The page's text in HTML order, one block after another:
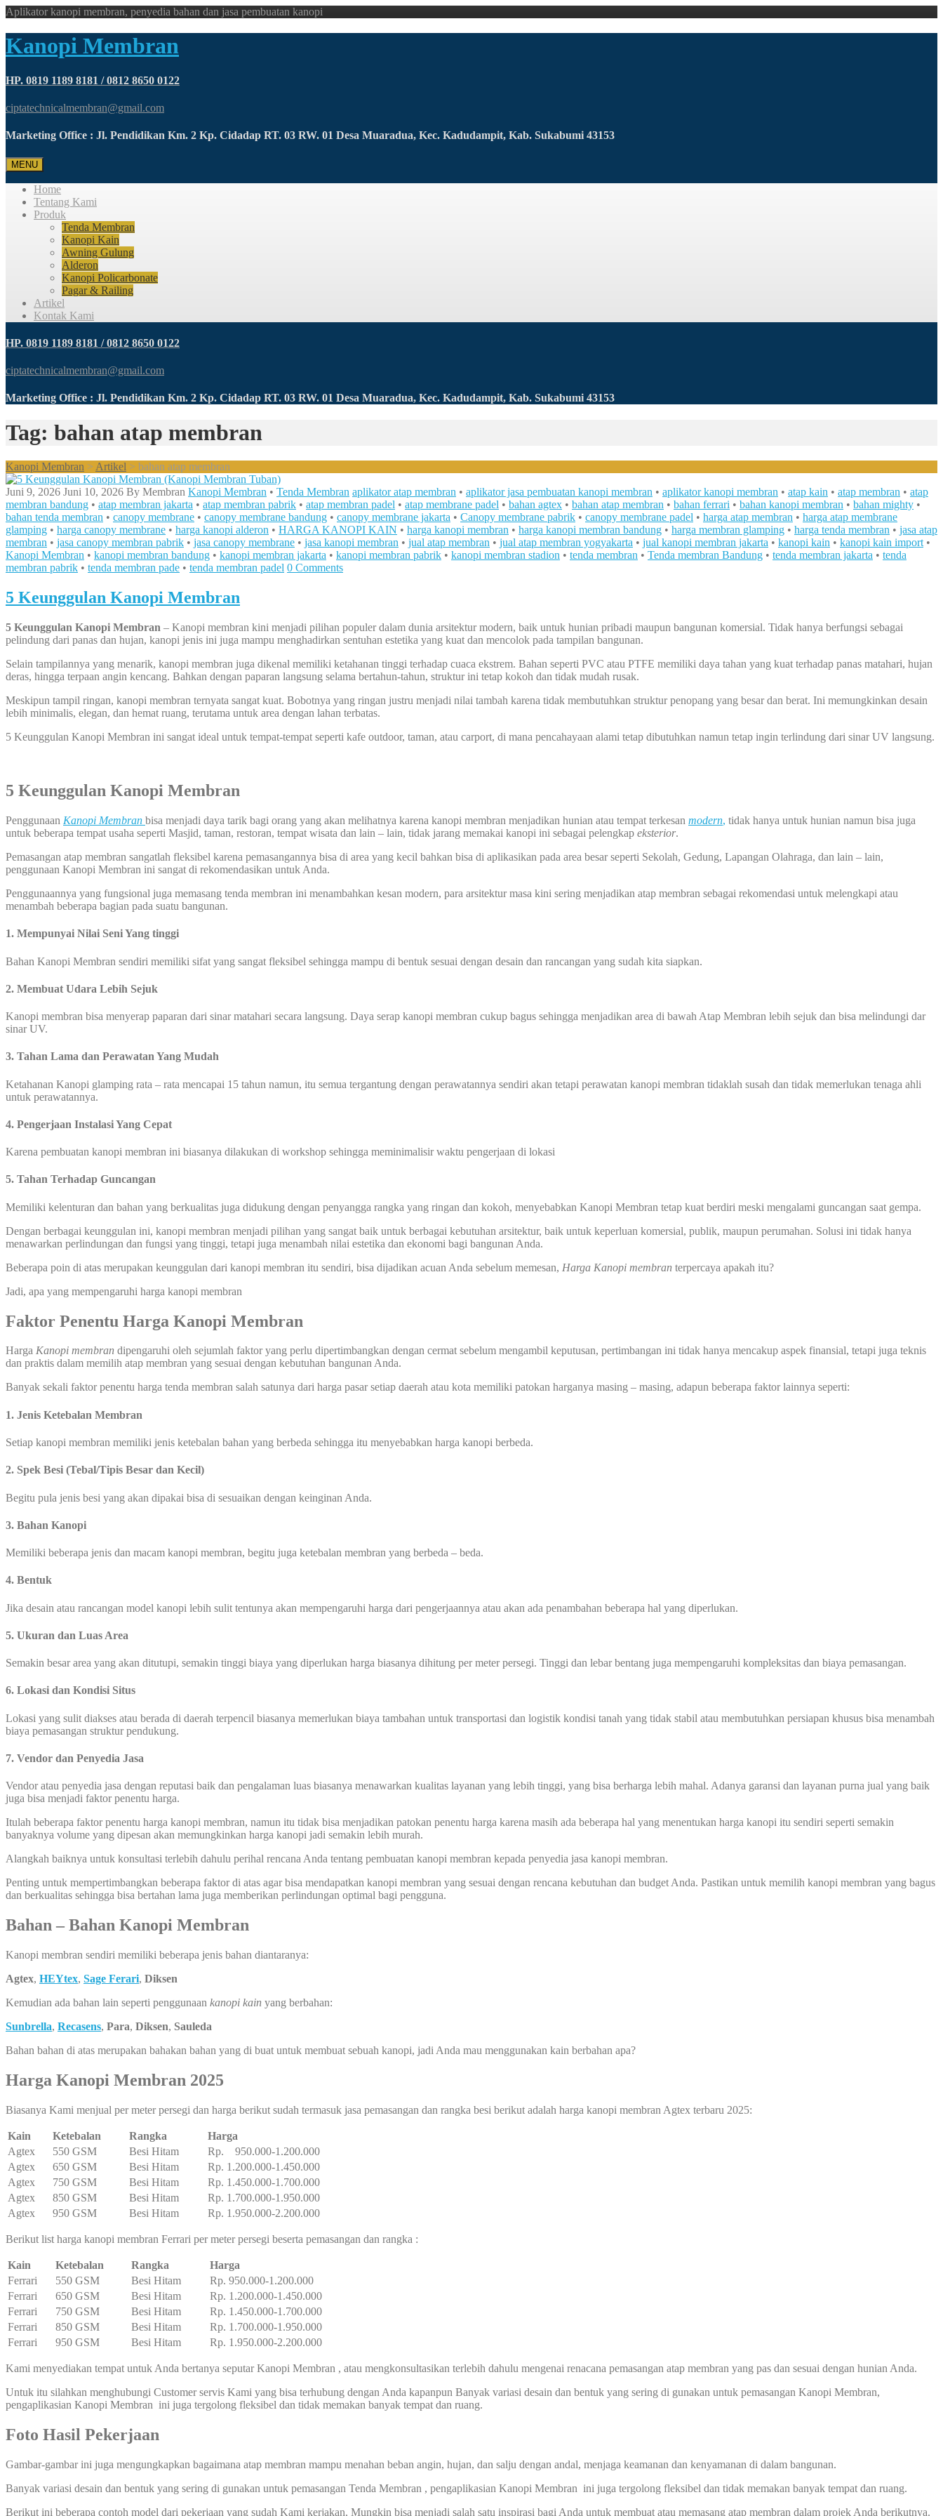
Aplikator kanopi membran, penyedia bahan dan jasa pembuatan kanopi
Kanopi Membran
HP. 0819 1189 8181 / 0812 8650 0122
ciptatechnicalmembran@gmail.com
Marketing Office : Jl. Pendidikan Km. 2 Kp. Cidadap RT. 03 RW. 01 Desa Muaradua, Kec. Kadudampit, Kab. Sukabumi 43153
MENU
Home
Tentang Kami
Produk
Tenda Membran
Kanopi Kain
Awning Gulung
Alderon
Kanopi Policarbonate
Pagar & Railing
Artikel
Kontak Kami
HP. 0819 1189 8181 / 0812 8650 0122
ciptatechnicalmembran@gmail.com
Marketing Office : Jl. Pendidikan Km. 2 Kp. Cidadap RT. 03 RW. 01 Desa Muaradua, Kec. Kadudampit, Kab. Sukabumi 43153
Tag: bahan atap membran
Kanopi Membran > Artikel > bahan atap membran
Juni 9, 2026 Juni 10, 2026 By Membran Kanopi Membran • Tenda Membran aplikator atap membran • aplikator jasa pembuatan kanopi membran • aplikator kanopi membran • atap kain • atap membran • atap
membran bandung • atap membran jakarta • atap membran pabrik • atap membran padel • atap membrane padel • bahan agtex • bahan atap membran • bahan ferrari • bahan kanopi membran • bahan mighty •
bahan tenda membran • canopy membrane • canopy membrane bandung • canopy membrane jakarta • Canopy membrane pabrik • canopy membrane padel • harga atap membran • harga atap membrane
glamping • harga canopy membrane • harga kanopi alderon • HARGA KANOPI KAIN • harga kanopi membran • harga kanopi membran bandung • harga membran glamping • harga tenda membran • jasa atap
membran • jasa canopy membran pabrik • jasa canopy membrane • jasa kanopi membran • jual atap membran • jual atap membran yogyakarta • jual kanopi membran jakarta • kanopi kain • kanopi kain import •
Kanopi Membran • kanopi membran bandung • kanopi membran jakarta • kanopi membran pabrik • kanopi membran stadion • tenda membran • Tenda membran Bandung • tenda membran jakarta • tenda
membran pabrik • tenda membran pade • tenda membran padel 0 Comments
5 Keunggulan Kanopi Membran
5 Keunggulan Kanopi Membran – Kanopi membran kini menjadi pilihan populer dalam dunia arsitektur modern, baik untuk hunian pribadi maupun bangunan komersial. Tidak hanya berfungsi sebagai
pelindung dari panas dan hujan, kanopi jenis ini juga mampu menghadirkan sentuhan estetika yang kuat dan mencolok pada tampilan bangunan.
Selain tampilannya yang menarik, kanopi membran juga dikenal memiliki ketahanan tinggi terhadap cuaca ekstrem. Bahan seperti PVC atau PTFE memiliki daya tahan yang kuat terhadap panas matahari, hujan
deras, hingga terpaan angin kencang. Bahkan dengan paparan langsung selama bertahun-tahun, struktur ini tetap kokoh dan tidak mudah rusak.
Meskipun tampil ringan, kanopi membran ternyata sangat kuat. Bobotnya yang ringan justru menjadi nilai tambah karena tidak membutuhkan struktur penopang yang besar dan berat. Ini memungkinkan desain
lebih minimalis, elegan, dan hemat ruang, terutama untuk area dengan lahan terbatas.
5 Keunggulan Kanopi Membran ini sangat ideal untuk tempat-tempat seperti kafe outdoor, taman, atau carport, di mana pencahayaan alami tetap dibutuhkan namun tetap ingin terlindung dari sinar UV langsung.
5 Keunggulan Kanopi Membran
Penggunaan Kanopi Membran bisa menjadi daya tarik bagi orang yang akan melihatnya karena kanopi membran menjadikan hunian atau tempat terkesan modern, tidak hanya untuk hunian namun bisa juga
untuk beberapa tempat usaha seperti Masjid, taman, restoran, tempat wisata dan lain – lain, tidak jarang memakai kanopi ini sebagai pelengkap eksterior.
Pemasangan atap membran sangatlah fleksibel karena pemasangannya bisa di area yang kecil bahkan bisa di aplikasikan pada area besar seperti Sekolah, Gedung, Lapangan Olahraga, dan lain – lain,
penggunaan Kanopi Membran ini sangat di rekomendasikan untuk Anda.
Penggunaannya yang fungsional juga memasang tenda membran ini menambahkan kesan modern, para arsitektur masa kini sering menjadikan atap membran sebagai rekomendasi untuk melengkapi atau
menambah beberapa bagian pada suatu bangunan.
1. Mempunyai Nilai Seni Yang tinggi
Bahan Kanopi Membran sendiri memiliki sifat yang sangat fleksibel sehingga mampu di bentuk sesuai dengan desain dan rancangan yang sudah kita siapkan.
2. Membuat Udara Lebih Sejuk
Kanopi membran bisa menyerap paparan dari sinar matahari secara langsung. Daya serap kanopi membran cukup bagus sehingga menjadikan area di bawah Atap Membran lebih sejuk dan bisa melindungi dar
sinar UV.
3. Tahan Lama dan Perawatan Yang Mudah
Ketahanan Kanopi glamping rata – rata mencapai 15 tahun namun, itu semua tergantung dengan perawatannya sendiri akan tetapi perawatan kanopi membran tidaklah susah dan tidak memerlukan tenaga ahli
untuk perawatannya.
4. Pengerjaan Instalasi Yang Cepat
Karena pembuatan kanopi membran ini biasanya dilakukan di workshop sehingga meminimalisir waktu pengerjaan di lokasi
5. Tahan Terhadap Guncangan
Memiliki kelenturan dan bahan yang berkualitas juga didukung dengan penyangga rangka yang ringan dan kokoh, menyebabkan Kanopi Membran tetap kuat berdiri meski mengalami guncangan saat gempa.
Dengan berbagai keunggulan ini, kanopi membran menjadi pilihan yang sangat baik untuk berbagai kebutuhan arsitektur, baik untuk keperluan komersial, publik, maupun perumahan. Solusi ini tidak hanya
menawarkan perlindungan dan fungsi yang tinggi, tetapi juga menambah nilai estetika dan ekonomi bagi bangunan Anda.
Beberapa poin di atas merupakan keunggulan dari kanopi membran itu sendiri, bisa dijadikan acuan Anda sebelum memesan, Harga Kanopi membran terpercaya apakah itu?
Jadi, apa yang mempengaruhi harga kanopi membran
Faktor Penentu Harga Kanopi Membran
Harga Kanopi membran dipengaruhi oleh sejumlah faktor yang perlu dipertimbangkan dengan cermat sebelum mengambil keputusan, pertimbangan ini tidak hanya mencakup aspek finansial, tetapi juga teknis
dan praktis dalam memilih atap membran yang sesuai dengan kebutuhan bangunan Anda.
Banyak sekali faktor penentu harga tenda membran salah satunya dari harga pasar setiap daerah atau kota memiliki patokan harganya masing – masing, adapun beberapa faktor lainnya seperti:
1. Jenis Ketebalan Membran
Setiap kanopi membran memiliki jenis ketebalan bahan yang berbeda sehingga itu menyebabkan harga kanopi berbeda.
2. Spek Besi (Tebal/Tipis Besar dan Kecil)
Begitu pula jenis besi yang akan dipakai bisa di sesuaikan dengan keinginan Anda.
3. Bahan Kanopi
Memiliki beberapa jenis dan macam kanopi membran, begitu juga ketebalan membran yang berbeda – beda.
4. Bentuk
Jika desain atau rancangan model kanopi lebih sulit tentunya akan mempengaruhi harga dari pengerjaannya atau akan ada penambahan beberapa hal yang diperlukan.
5. Ukuran dan Luas Area
Semakin besar area yang akan ditutupi, semakin tinggi biaya yang diperlukan harga biasanya dihitung per meter persegi. Tinggi dan lebar bentang juga mempengaruhi kompleksitas dan biaya pemasangan.
6. Lokasi dan Kondisi Situs
Lokasi yang sulit diakses atau berada di daerah terpencil biasanya memerlukan biaya tambahan untuk transportasi dan logistik kondisi tanah yang tidak stabil atau membutuhkan persiapan khusus bisa menambah
biaya pemasangan struktur pendukung.
7. Vendor dan Penyedia Jasa
Vendor atau penyedia jasa dengan reputasi baik dan pengalaman luas biasanya menawarkan kualitas layanan yang lebih tinggi, yang bisa berharga lebih mahal. Adanya garansi dan layanan purna jual yang baik
juga bisa menjadi faktor penentu harga.
Itulah beberapa faktor penentu harga kanopi membran, namun itu tidak bisa menjadikan patokan penentu harga karena masih ada beberapa hal yang menentukan harga kanopi itu sendiri seperti semakin
banyaknya volume yang dipesan akan memungkinkan harga kanopi jadi semakin lebih murah.
Alangkah baiknya untuk konsultasi terlebih dahulu perihal rencana Anda tentang pembuatan kanopi membran kepada penyedia jasa kanopi membran.
Penting untuk mempertimbangkan beberapa faktor di atas agar bisa mendapatkan kanopi membran yang sesuai dengan rencana kebutuhan dan budget Anda. Pastikan untuk memilih kanopi membran yang bagus
dan berkualitas sehingga bisa bertahan lama juga memberikan perlindungan optimal bagi pengguna.
Bahan – Bahan Kanopi Membran
Kanopi membran sendiri memiliki beberapa jenis bahan diantaranya:
Agtex, HEYtex, Sage Ferari, Diksen
Kemudian ada bahan lain seperti penggunaan kanopi kain yang berbahan:
Sunbrella, Recasens, Para, Diksen, Sauleda
Bahan bahan di atas merupakan bahakan bahan yang di buat untuk membuat sebuah kanopi, jadi Anda mau menggunakan kain berbahan apa?
Harga Kanopi Membran 2025
Biasanya Kami menjual per meter persegi dan harga berikut sudah termasuk jasa pemasangan dan rangka besi berikut adalah harga kanopi membran Agtex terbaru 2025:
Kain Ketebalan Rangka
Harga
Agtex
550 GSM Besi Hitam
Rp. 950.000-1.200.000
Agtex
650 GSM Besi Hitam
Rp. 1.200.000-1.450.000
Agtex
750 GSM Besi Hitam
Rp. 1.450.000-1.700.000
Agtex
850 GSM Besi Hitam
Rp. 1.700.000-1.950.000
Agtex
950 GSM Besi Hitam Rp. 1.950.000-2.200.000
Berikut list harga kanopi membran Ferrari per meter persegi beserta pemasangan dan rangka :
Kain Ketebalan Rangka
Harga
Ferrari
550 GSM Besi Hitam
Rp. 950.000-1.200.000
Ferrari
650 GSM Besi Hitam
Rp. 1.200.000-1.450.000
Ferrari
750 GSM Besi Hitam
Rp. 1.450.000-1.700.000
Ferrari
850 GSM Besi Hitam
Rp. 1.700.000-1.950.000
Ferrari
950 GSM Besi Hitam Rp. 1.950.000-2.200.000
Kami menyediakan tempat untuk Anda bertanya seputar Kanopi Membran , atau mengkonsultasikan terlebih dahulu mengenai renacana pemasangan atap membran yang pas dan sesuai dengan hunian Anda.
Untuk itu silahkan menghubungi Customer servis Kami yang bisa terhubung dengan Anda kapanpun Banyak variasi desain dan bentuk yang sering di gunakan untuk pemasangan Kanopi Membran,
pengaplikasian Kanopi Membran ini juga tergolong fleksibel dan tidak memakan banyak tempat dan ruang.
Foto Hasil Pekerjaan
Gambar-gambar ini juga mengungkapkan bagaimana atap membran mampu menahan beban angin, hujan, dan salju dengan andal, menjaga keamanan dan kenyamanan di dalam bangunan.
Banyak variasi desain dan bentuk yang sering di gunakan untuk pemasangan Tenda Membran , pengaplikasian Kanopi Membran ini juga tergolong fleksibel dan tidak memakan banyak tempat dan ruang.
Berikut ini beberapa contoh model dari pekerjaan yang sudah Kami kerjakan, Mungkin bisa menjadi salah satu inspirasi bagi Anda untuk membuat atau memasang atap membran dalam projek Anda berikutnya.